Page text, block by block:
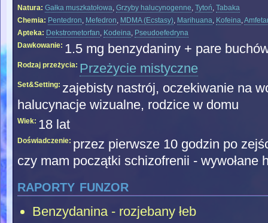
Natura: Gałka muszkatołowa, Grzyby halucynogenne, Tytoń, Tabaka
Chemia: Pentedron, Mefedron, MDMA (Ecstasy), Marihuana, Kofeina,
Apteka: Dekstrometorfan, Kodeina, Pseudoefedryna
Dawkowanie: 1.5 mg benzydaniny + pare
Rodzaj przeżycia: Przeżycie mistyczne
Set&Setting: zajebisty nastrój, oczekiwanie na
halucynacje wizualne, rodzice w domu
Wiek: 18 lat
Doświadczenie: przez pierwsze 10 godzin po
czy mam początki schizofrenii - wywołane
raporty funzor
Benzydanina - rozjebany łeb